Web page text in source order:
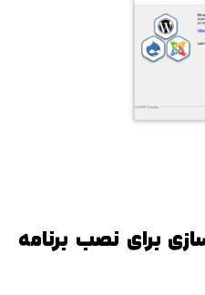
برای نصب برنامه
00:59